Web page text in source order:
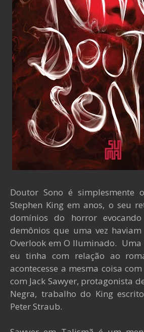
Doutor Sono é simplesmente
Stephen King em anos, o seu
domínios do horror
demônios que uma vez
Overlook em O Iluminado. Uma
eu tinha com relação ao
acontecesse a mesma coisa
com Jack Sawyer, protagonista
Negra, trabalho do King
Peter Straub.